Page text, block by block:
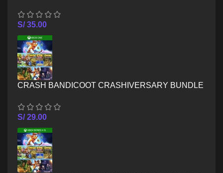
S/35.00
CRASH BANDICOOT CRASHIVERSARY BUNDLE
S/29.00